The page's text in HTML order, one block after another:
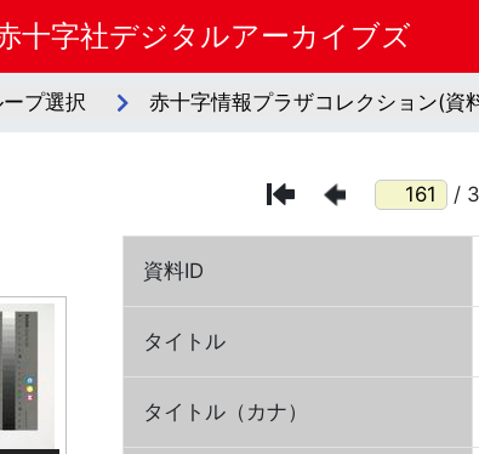
十字社デジタルアーカイブズ
プ選択 赤十字情報プラザコレクション(資
/
資料ID
タイトル
タイトル（カナ）